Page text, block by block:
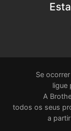
Se
ligue
A
todos os seus
a